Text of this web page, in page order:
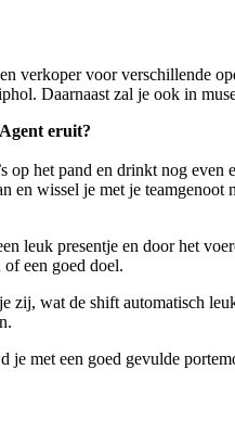
verkoper voor verschillende
Daarnaast zal je ook in
eruit?
op het pand en drinkt nog
en wissel je met je
leuk presentje en door het
een goed doel.
zij, wat de shift automatisch
met een goed gevulde